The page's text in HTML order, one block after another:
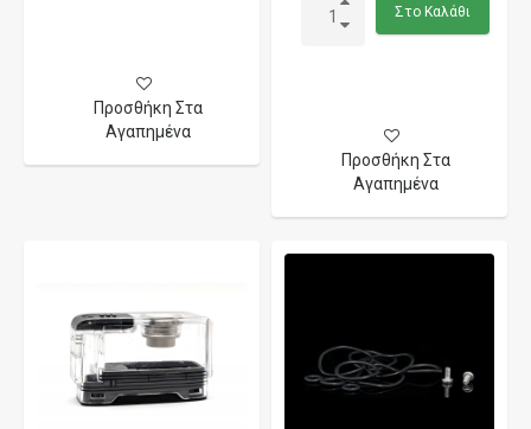
Προσθήκη Στα
Αγαπημένα
Στο Καλάθι
Προσθήκη Στα
Αγαπημένα